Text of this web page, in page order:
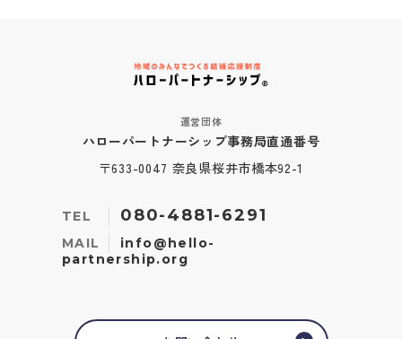
運営団体
ハローパートナーシップ事務局直通番号
〒633-0047 奈良県桜井市橋本92-1
TEL 080-4881-6291
MAIL
info@hello-
partnership.org